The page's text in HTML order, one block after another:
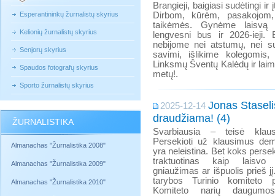
Esperantininkų žurnalistų skyrius
Kelionių žurnalistų skyrius
Senjorų skyrius
Spaudos fotografų skyrius
Sporto žurnalistų skyrius
ŽURNALISTIKA
Almanachas "Žurnalistika 2008"
Almanachas "Žurnalistika 2009"
Almanachas "Žurnalistika 2010"
Brangieji, baigiasi sudėtingi ir
Dirbom, kūrėm,
taikėmės. Gynėme laisvą
lengvesni bus ir 2026-ieji.
nebijome nei atstumų, nei
savimi, išlikime kolegomis,
Linksmų Šventų Kalėdų ir
metų!.
2025-12-14 Jonas
draudžiama! (4)
Svarbiausia – teisė
Persekioti už klausimus
yra neleistina. Bet koks
traktuotinas kaip laisvo
gniaužimas ar išpuolis prieš
tarybos Turinio komiteto
Komiteto narių